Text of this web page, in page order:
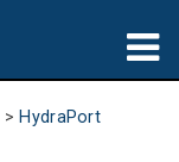
> HydraPort